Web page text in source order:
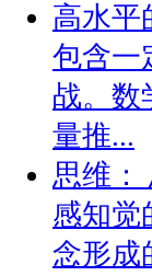
高水平
包含一
战。数
量推...
思维：
感知觉
念形成